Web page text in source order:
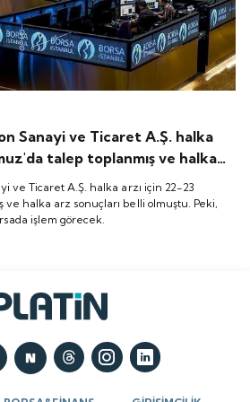
Sanayi ve Ticaret A.Ş. halka
talep toplanmış ve halka
Peki, şirket payları ne
görecek.
ve Ticaret A.Ş. halka arzı için 22-23
ve halka arz sonuçları belli olmuştu. Peki,
işlem görecek.